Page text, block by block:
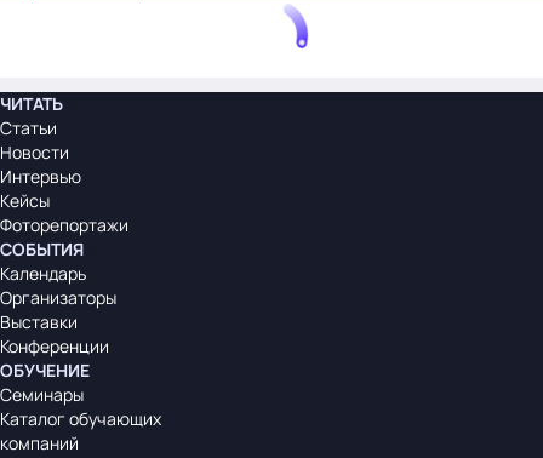
ЧИТАТЬ
Статьи
Новости
Интервью
Кейсы
Фоторепортажи
СОБЫТИЯ
Календарь
Организаторы
Выставки
Конференции
ОБУЧЕНИЕ
Семинары
Каталог обучающих
компаний